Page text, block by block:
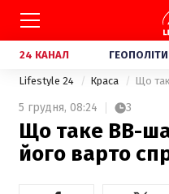
24 КАНАЛ
Lifestyle 24 Краса
5 грудня, 08:24 3
Що таке ВВ-
його варто